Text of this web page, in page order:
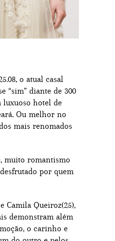
o atual casal
“sim” diante de 300
luxuoso hotel de
Ou melhor no
mais renomados
muito romantismo
por quem
Camila Queiroz(25),
demonstram além
o carinho e